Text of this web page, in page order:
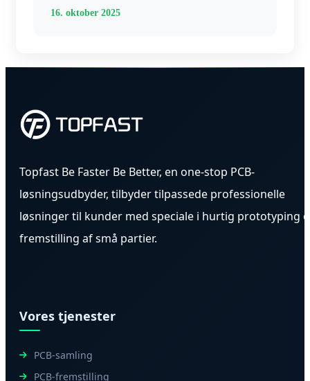
16. oktober 2025
Topfast Be Faster Be Better, en one-stop PCB-
løsningsudbyder, tilbyder tilpassede professionelle
løsninger til kunder med speciale i hurtig prototyping
fremstilling af små partier.
Vores tjenester
PCB-samling
PCB-fremstilling